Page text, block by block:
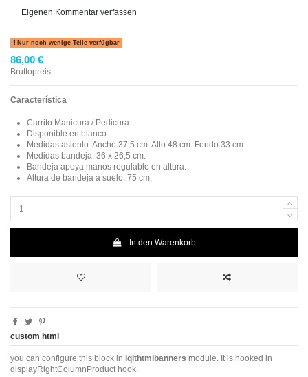
Eigenen Kommentar verfassen
Nur noch wenige Teile verfügbar
86,00 €
Bruttopreis
Característica
Carrito Manicura / Pedicura
Disponible en blanco.
Medidas asiento: Ancho 37,5 cm. Alto 48 cm. Fondo 33 cm.
Medidas bandeja: 36 x 26,5 cm.
Bandeja apoya manos regulable en altura.
Altura de bandeja a suelo: 75 cm.
In den Warenkorb
custom html
you can configure this block in iqithtmlbanners module. It is hooked in
displayRightColumnProduct hook.